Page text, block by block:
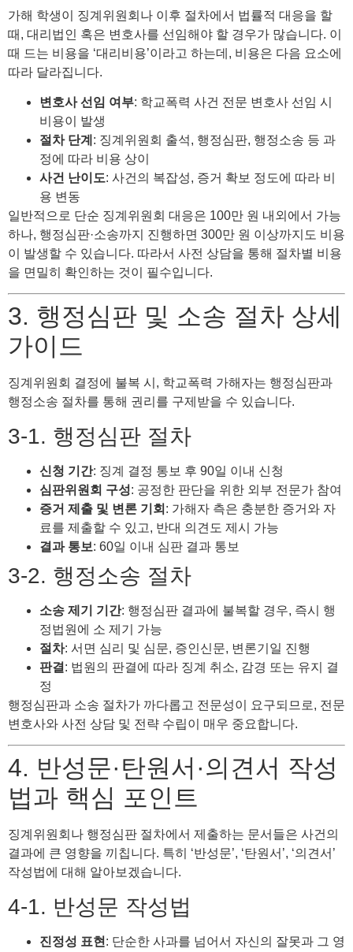
가해 학생이 징계위원회나 이후 절차에서 법률적 대응을 할
때, 대리법인 혹은 변호사를 선임해야 할 경우가 많습니다. 이
때 드는 비용을 ‘대리비용’이라고 하는데, 비용은 다음 요소에
따라 달라집니다.
변호사 선임 여부: 학교폭력 사건 전문 변호사 선임 시
비용이 발생
절차 단계 : 징계위원회 출석, 행정심판, 행정소송 등 과
정에 따라 비용 상이
사건 난이도: 사건의 복잡성, 증거 확보 정도에 따라 비
용 변동
일반적으로 단순 징계위원회 대응은 100만 원 내외에서 가능
하나, 행정심판·소송까지 진행하면 300만 원 이상까지도 비용
이 발생할 수 있습니다. 따라서 사전 상담을 통해 절차별 비용
을 면밀히 확인하는 것이 필수입니다.
3. 행정심판 및 소송 절차 상세
가이드
징계위원회 결정에 불복 시, 학교폭력 가해자는 행정심판과
행정소송 절차를 통해 권리를 구제받을 수 있습니다.
3-1. 행정심판 절차
신청 기간: 징계 결정 통보 후 90일 이내 신청
심판위원회 구성: 공정한 판단을 위한 외부 전문가 참여
증거 제출 및 변론 기회 : 가해자 측은 충분한 증거와 자
료를 제출할 수 있고, 반대 의견도 제시 가능
결과 통보: 60일 이내 심판 결과 통보
3-2. 행정소송 절차
소송 제기 기간: 행정심판 결과에 불복할 경우, 즉시 행
정법원에 소 제기 가능
절차: 서면 심리 및 심문, 증인신문, 변론기일 진행
판결 : 법원의 판결에 따라 징계 취소, 감경 또는 유지 결
정
행정심판과 소송 절차가 까다롭고 전문성이 요구되므로, 전문
변호사와 사전 상담 및 전략 수립이 매우 중요합니다.
4. 반성문·탄원서·의견서 작성
법과 핵심 포인트
징계위원회나 행정심판 절차에서 제출하는 문서들은 사건의
결과에 큰 영향을 끼칩니다. 특히 ‘반성문’, ‘탄원서’, ‘의견서’
작성법에 대해 알아보겠습니다.
4-1. 반성문 작성법
진정성 표현 : 단순한 사과를 넘어서 자신의 잘못과 그 영